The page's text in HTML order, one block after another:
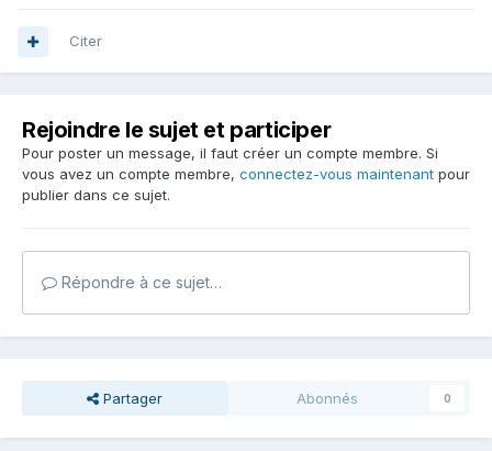
Citer
Rejoindre le sujet et participer
Pour poster un message, il faut créer un compte membre. Si
vous avez un compte membre, connectez-vous maintenant pour
publier dans ce sujet.
Répondre à ce sujet…
Partager Abonnés 0